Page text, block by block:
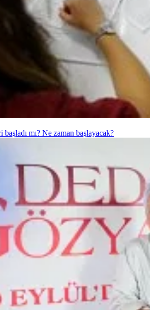
mı? Ne zaman başlayacak?